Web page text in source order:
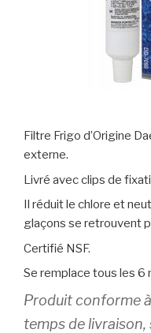
Filtre Frigo d’Origine
externe.
Livré avec clips de
Il réduit le chlore et
glaçons se retrouvent
Certifié NSF.
Se remplace tous les 6
Produit conforme
temps de livraison,